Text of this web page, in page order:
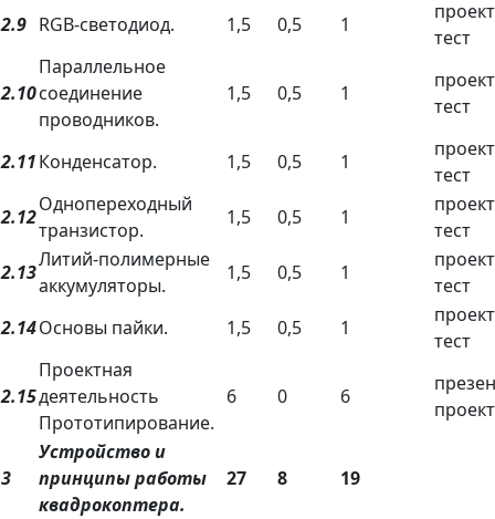
2.9 RGB-светодиод. 1,5 0,5 1
тест
2.10
Параллельное
соединение
проводников.
1,5 0,5 1
тест
2.11Конденсатор. 1,5 0,5 1
тест
2.12
Однопереходный
транзистор.
1,5 0,5 1
тест
2.13
Литий-полимерные
аккумуляторы.
1,5 0,5 1
тест
2.14Основы пайки. 1,5 0,5 1
тест
2.15
Проектная
деятельность
Прототипирование.
6 0 6
3
Устройство и
принципы работы
квадрокоптера.
27 8 19